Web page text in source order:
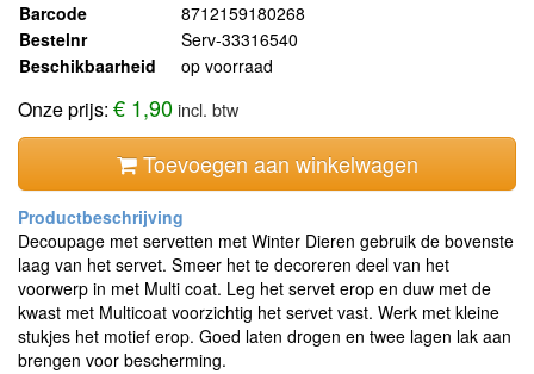
Barcode
8712159180268
Bestelnr
Serv-33316540
Beschikbaarheid
op voorraad
Onze prijs: € 1,90incl. btw
Toevoegen aan winkelwagen
Decoupage met servetten met Winter Dieren gebruik de bovenste
laag van het servet. Smeer het te decoreren deel van het
voorwerp in met Multi coat. Leg het servet erop en duw met de
kwast met Multicoat voorzichtig het servet vast. Werk met kleine
stukjes het motief erop. Goed laten drogen en twee lagen lak aan
brengen voor bescherming.